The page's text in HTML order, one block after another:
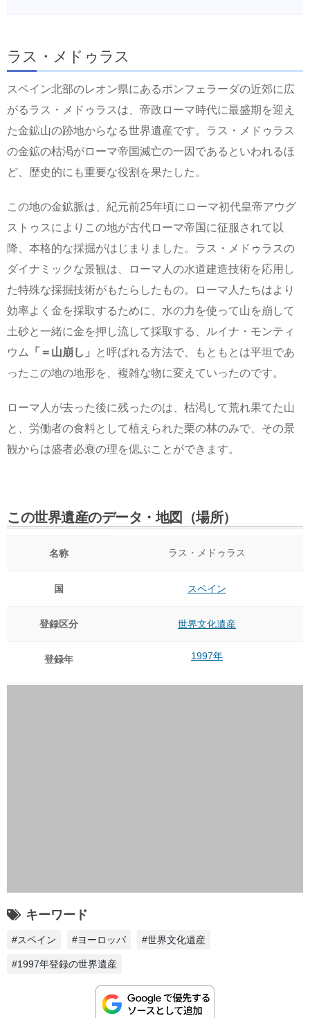
ラス・メドゥラス
スペイン北部のレオン県にあるポンフェラーダの近郊に広
がるラス・メドゥラスは、帝政ローマ時代に最盛期を迎え
た金鉱山の跡地からなる世界遺産です。ラス・メドゥラス
の金鉱の枯渇がローマ帝国滅亡の一因であるといわれるほ
ど、歴史的にも重要な役割を果たした。
この地の金鉱脈は、紀元前25年頃にローマ初代皇帝アウグ
ストゥスによりこの地が古代ローマ帝国に征服されて以
降、本格的な採掘がはじまりました。ラス・メドゥラスの
ダイナミックな景観は、ローマ人の水道建造技術を応用し
た特殊な採掘技術がもたらしたもの。ローマ人たちはより
効率よく金を採取するために、水の力を使って山を崩して
土砂と一緒に金を押し流して採取する、ルイナ・モンティ
ウム
「＝山崩し」
と呼ばれる方法で、もともとは平坦であ
ったこの地の地形を、複雑な物に変えていったのです。
ローマ人が去った後に残ったのは、枯渇して荒れ果てた山
と、労働者の食料として植えられた栗の林のみで、その景
観からは盛者必衰の理を偲ぶことができます。
この世界遺産のデータ・地図（場所）
名称 ラス・メドゥラス
国 スペイン
登録区分 世界文化遺産
登録年 1997年
キーワード
#スペイン #ヨーロッパ #世界文化遺産
#1997年登録の世界遺産